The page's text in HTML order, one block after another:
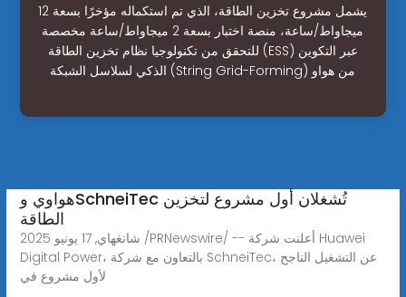
يشمل مشروع تخزين الطاقة، الذي تم استكماله مؤخرًا بسعة 12
ميجاواط/ساعة، منصة اختبار بسعة 2 ميجاواط/ساعة مخصصة
للتحقق من تكنولوجيا نظام تخزين الطاقة (ESS) عبر التكوين
الذكي لسلاسل الشبكة (String Grid-Forming) من هواو
هواوي وSchneiTec تُشغلان أول مشروع لتخزين
الطاقة
شانغهاي, 17 يونيو 2025 /PRNewswire/ -- أعلنت شركة Huawei
Digital Power، بالتعاون مع شركة SchneiTec، عن التشغيل الناجح
لأول مشروع في